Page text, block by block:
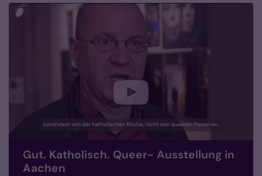
Gut. Katholisch. Queer- Ausstellung in
Aachen